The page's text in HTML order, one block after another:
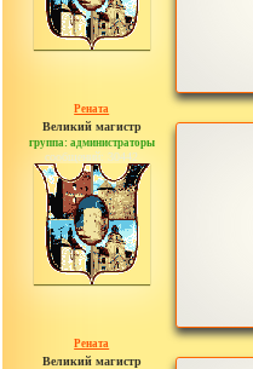
Рената
Великий магистр
группа: администраторы
сообщений: 30442
Рената
Великий магистр